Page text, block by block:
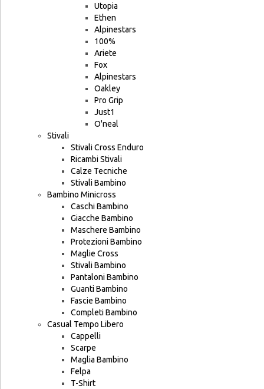
Utopia
Ethen
Alpinestars
100%
Ariete
Fox
Alpinestars
Oakley
Pro Grip
Just1
O'neal
Stivali
Stivali Cross Enduro
Ricambi Stivali
Calze Tecniche
Stivali Bambino
Bambino Minicross
Caschi Bambino
Giacche Bambino
Maschere Bambino
Protezioni Bambino
Maglie Cross
Stivali Bambino
Pantaloni Bambino
Guanti Bambino
Fascie Bambino
Completi Bambino
Casual Tempo Libero
Cappelli
Scarpe
Maglia Bambino
Felpa
T-Shirt